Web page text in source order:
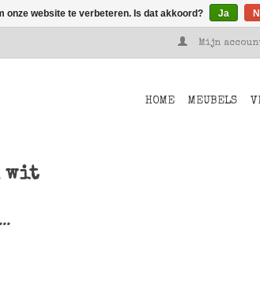
Mijn
HOME MEUBELS
wit
onze website te verbeteren. Is dat akkoord? Ja